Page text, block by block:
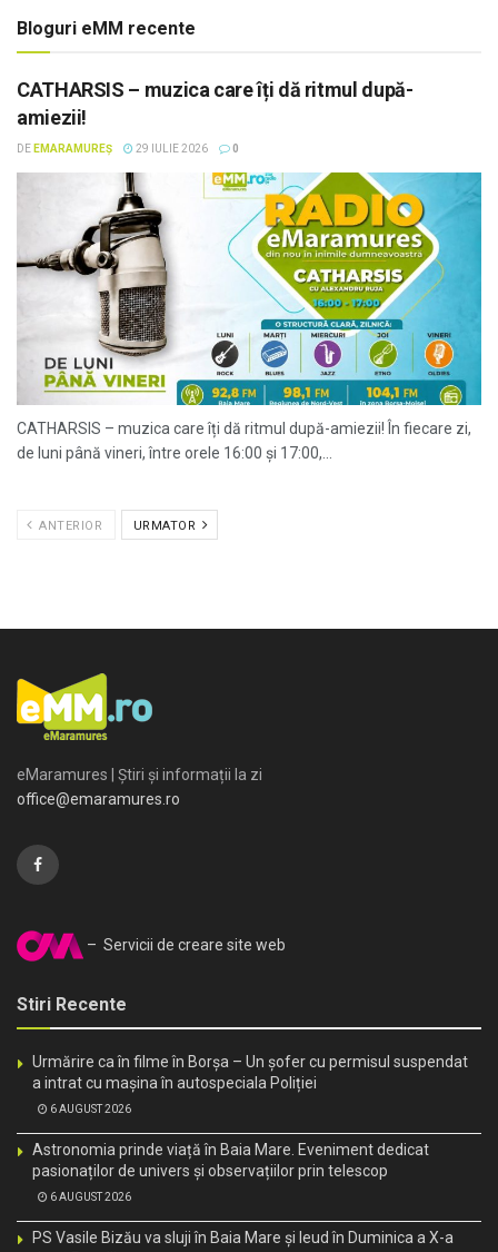
Bloguri eMM recente
CATHARSIS – muzica care îți dă ritmul după-
amiezii!
DE EMARAMUREȘ 29 IULIE 2026 0
CATHARSIS – muzica care îți dă ritmul după-amiezii! În fiecare zi,
de luni până vineri, între orele 16:00 și 17:00,...
ANTERIOR URMATOR
eMaramures | Știri și informații la zi
office@emaramures.ro
– Servicii de creare site web
Stiri Recente
Urmărire ca în filme în Borșa – Un șofer cu permisul suspendat
a intrat cu mașina în autospeciala Poliției
6 AUGUST 2026
Astronomia prinde viață în Baia Mare. Eveniment dedicat
pasionaților de univers și observațiilor prin telescop
6 AUGUST 2026
PS Vasile Bizău va sluji în Baia Mare și Ieud în Duminica a X-a